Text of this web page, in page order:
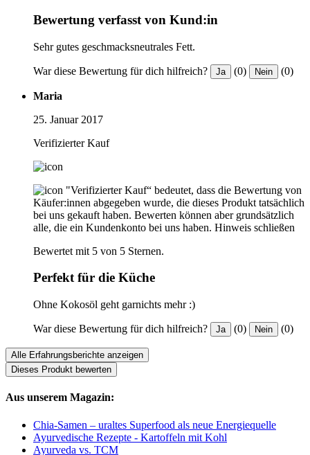
Bewertung verfasst von Kund:in
Sehr gutes geschmacksneutrales Fett.
War diese Bewertung für dich hilfreich? Ja (0) Nein (0)
Maria
25. Januar 2017
Verifizierter Kauf
"Verifizierter Kauf“ bedeutet, dass die Bewertung von
Käufer:innen abgegeben wurde, die dieses Produkt tatsächlich
bei uns gekauft haben. Bewerten können aber grundsätzlich
alle, die ein Kundenkonto bei uns haben. Hinweis schließen
Bewertet mit 5 von 5 Sternen.
Perfekt für die Küche
Ohne Kokosöl geht garnichts mehr :)
War diese Bewertung für dich hilfreich? Ja (0) Nein (0)
Alle Erfahrungsberichte anzeigen
Dieses Produkt bewerten
Aus unserem Magazin:
Chia-Samen – uraltes Superfood als neue Energiequelle
Ayurvedische Rezepte - Kartoffeln mit Kohl
Ayurveda vs. TCM